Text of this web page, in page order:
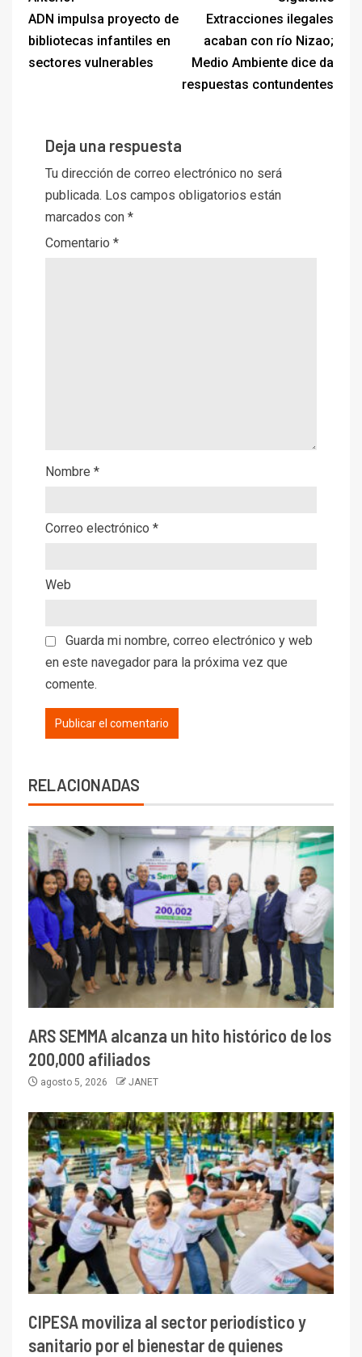
ADN impulsa proyecto de
bibliotecas infantiles en
sectores vulnerables
Extracciones ilegales
acaban con río Nizao;
Medio Ambiente dice da
respuestas contundentes
Deja una respuesta
Tu dirección de correo electrónico no será
publicada. Los campos obligatorios están
marcados con *
Comentario *
Nombre *
Correo electrónico *
Web
Guarda mi nombre, correo electrónico y web
en este navegador para la próxima vez que
comente.
RELACIONADAS
ARS SEMMA alcanza un hito histórico de los
200,000 afiliados
agosto 5, 2026 JANET
CIPESA moviliza al sector periodístico y
sanitario por el bienestar de quienes